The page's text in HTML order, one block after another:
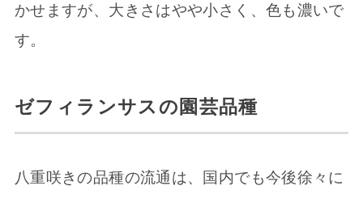
かせますが、大きさはやや小さく、色も濃いで
す。
ゼフィランサスの園芸品種
八重咲きの品種の流通は、国内でも今後徐々に